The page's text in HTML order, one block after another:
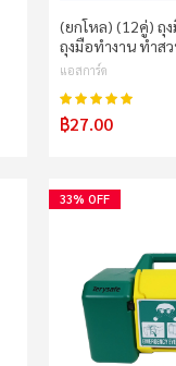
(ยกโหล) (12คู่) ถุ
ถุงมือทำงาน ทำส
แอสการ์ด
คะแนน:
฿27.00
33% OFF